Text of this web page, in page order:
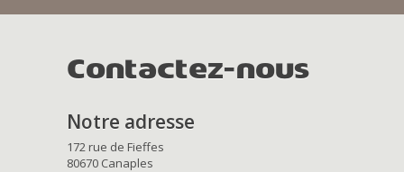
Contactez-nous
Notre adresse
172 rue de Fieffes
80670 Canaples